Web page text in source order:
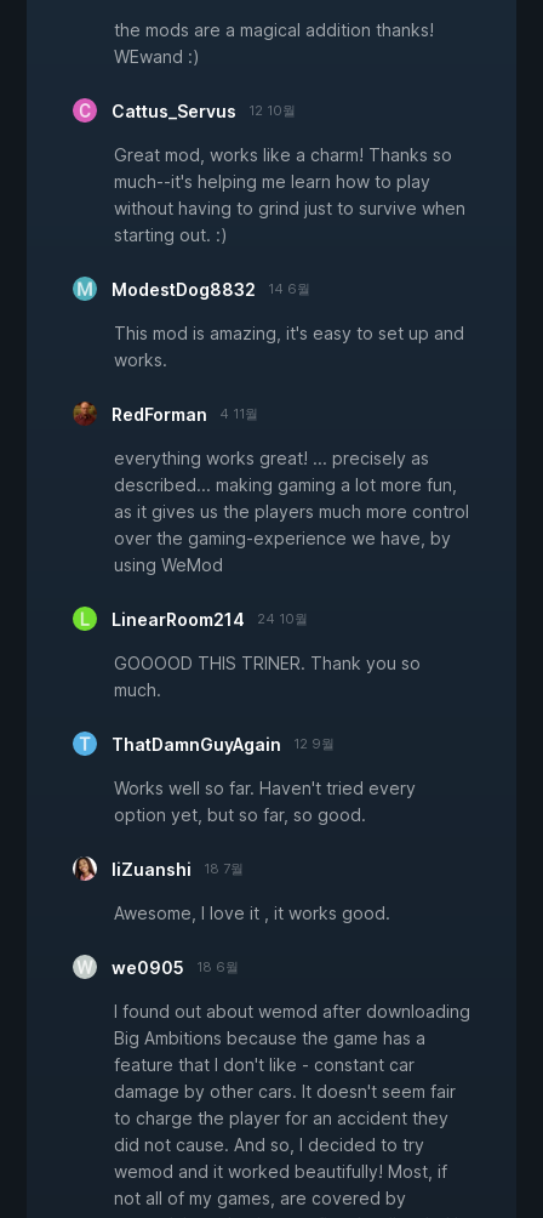
the mods are a magical addition thanks!
WEwand :)
Cattus_Servus 12 10월
Great mod, works like a charm! Thanks so
much--it's helping me learn how to play
without having to grind just to survive when
starting out. :)
ModestDog8832 14 6월
This mod is amazing, it's easy to set up and
works.
RedForman 4 11월
everything works great! ... precisely as
described... making gaming a lot more fun,
as it gives us the players much more control
over the gaming-experience we have, by
using WeMod
LinearRoom214 24 10월
GOOOOD THIS TRINER. Thank you so
much.
ThatDamnGuyAgain 12 9월
Works well so far. Haven't tried every
option yet, but so far, so good.
IiZuanshi 18 7월
Awesome, I love it , it works good.
we0905 18 6월
I found out about wemod after downloading
Big Ambitions because the game has a
feature that I don't like - constant car
damage by other cars. It doesn't seem fair
to charge the player for an accident they
did not cause. And so, I decided to try
wemod and it worked beautifully! Most, if
not all of my games, are covered by